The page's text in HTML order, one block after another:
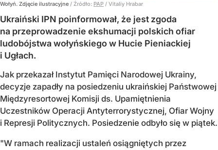
Wołyń. Zdjęcie ilustracyjne / Źródło: PAP / Vitaliy Hrabar
Ukraiński IPN poinformował, że jest zgoda
na przeprowadzenie ekshumacji polskich ofiar
ludobójstwa wołyńskiego w Hucie Pieniackiej
i Ugłach.
Jak przekazał Instytut Pamięci Narodowej Ukrainy,
decyzje zapadły na posiedzeniu ukraińskiej Państwowej
Międzyresortowej Komisji ds. Upamiętnienia
Uczestników Operacji Antyterrorystycznej, Ofiar Wojny
i Represji Politycznych. Posiedzenie odbyło się w piątek.
"W ramach realizacji ustaleń osiągniętych przez